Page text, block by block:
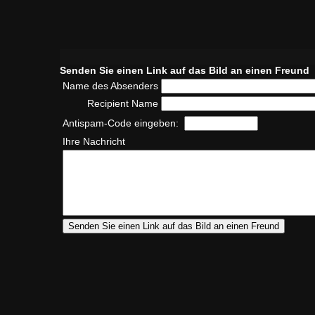
Senden Sie einen Link auf das Bild an einen Freund
Name des Absenders
Recipient Name
Antispam-Code eingeben:
Ihre Nachricht